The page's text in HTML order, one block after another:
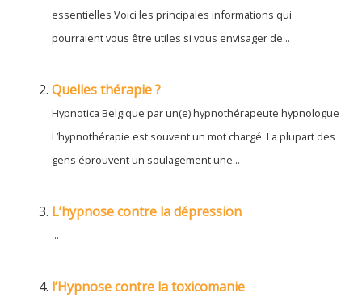
essentielles Voici les principales informations qui
pourraient vous être utiles si vous envisager de...
Quelles thérapie ?
Hypnotica Belgique par un(e) hypnothérapeute hypnologue
L’hypnothérapie est souvent un mot chargé. La plupart des
gens éprouvent un soulagement une...
L’hypnose contre la dépression
...
l’Hypnose contre la toxicomanie